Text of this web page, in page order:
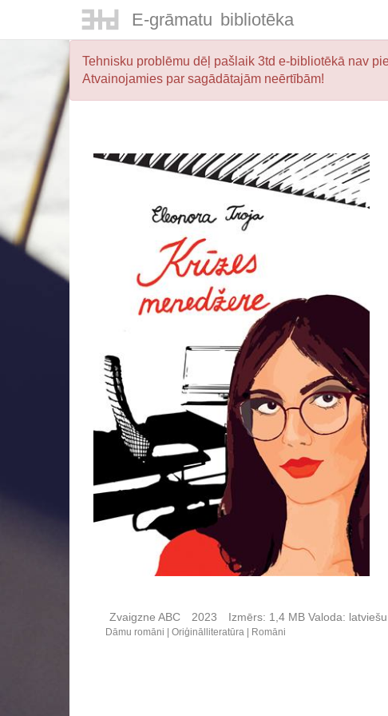
E-grāmatu bibliotēka
Tehnisku problēmu dēļ pašlaik 3td e-bibliotēkā nav
Atvainojamies par sagādātajām neērtībām!
Zvaigzne ABC 2023 Izmērs: 1,4 MB Valoda: latviešu
Dāmu romāni Oriģinālliteratūra Romāni